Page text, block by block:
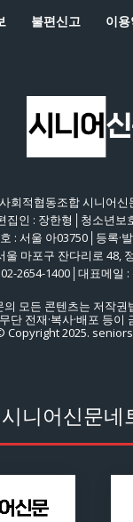
불편신고 이
사회적협동조합 시니어신
집인 : 장한형│청소년보
: 서울 아03750│등록·
울 마포구 잔다리로 48,
2654-1400│대표메일
모든 콘텐츠는 저작권
무단 전재·복사·배포 등이
Copyright 2025.
시니어신문네